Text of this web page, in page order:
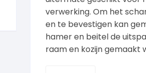
verwerking. Om het
en te bevestigen kan
hamer en beitel de
raam en kozijn gemaakt